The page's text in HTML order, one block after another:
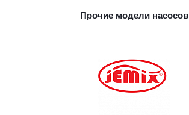
Прочие модели насосов